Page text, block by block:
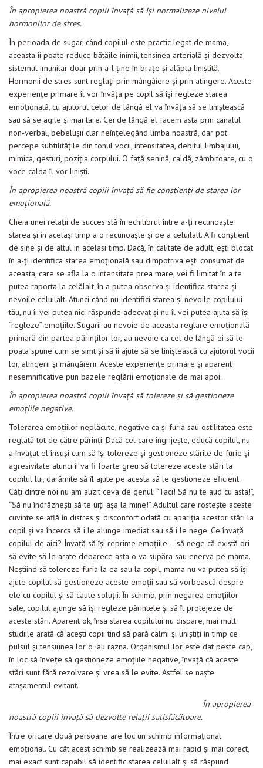
Anunțuri
Contact
În apropierea noastră copiii învaţă să îşi normalizeze nivelul
hormonilor de stres.
În perioada de sugar, când copilul este practic legat de mama,
aceasta îi poate reduce bătăile inimii, tensinea arterială şi dezvolta
sistemul imunitar doar prin a-l ţine în braţe şi alăpta liniştită.
Hormonii de stres sunt reglaţi prin mângâiere şi prin atingere. Aceste
experienţe primare îl vor învăţa pe copil să îşi regleze starea
emoţională, cu ajutorul celor de lângă el va învăţa să se liniştească
sau să se agite şi mai tare. Cei de lângă el facem asta prin canalul
non-verbal, bebeluşii clar neînţelegând limba noastră, dar pot
percepe subtilităţile din tonul vocii, intensitatea, debitul limbajului,
mimica, gesturi, poziţia corpului. O faţă senină, caldă, zâmbitoare, cu o
voce calda îl vor linişti.
În apropierea noastră copiii învaţă să fie conştienţi de starea lor
emoţională.
Cheia unei relaţii de succes stă în echilibrul între a-ţi recunoaşte
starea şi în acelaşi timp a o recunoaşte şi pe a celuilalt. A fi conştient
de sine şi de altul in acelasi timp. Dacă, în calitate de adult, eşti blocat
în a-ţi identifica starea emoţională sau dimpotriva eşti consumat de
aceasta, care se afla la o intensitate prea mare, vei fi limitat în a te
putea raporta la celălalt, în a putea observa şi identifica starea şi
nevoile celuilalt. Atunci când nu identifici starea şi nevoile copilului
tău, nu îi vei putea nici răspunde adecvat şi nu îl vei putea ajuta să îşi
“regleze” emoţiile. Sugarii au nevoie de aceasta reglare emoţională
primară din partea părinţilor lor, au nevoie ca cel de lângă ei să le
poata spune cum se simt şi să îi ajute să se liniştească cu ajutorul vocii
lor, atingerii şi mângâierii. Aceste experienţe primare şi aparent
nesemnificative pun bazele reglării emoţionale de mai apoi.
În apropierea noastră copiii învaţă să tolereze şi să gestioneze
emoţiile negative.
Tolerarea emoţiilor neplăcute, negative ca şi furia sau ostilitatea este
reglată tot de către părinţi. Dacă cel care îngrijeşte, educă copilul, nu
a învaţat el însuşi cum să îşi tolereze şi gestioneze stările de furie şi
agresivitate atunci îi va fi foarte greu să tolereze aceste stări la
copilul lui, darămite să îl ajute pe acesta să le gestioneze eficient.
Câţi dintre noi nu am auzit ceva de genul: “Taci! Să nu te aud cu asta!”,
“Să nu îndrăzneşti să te uiţi aşa la mine!” Adultul care rosteşte aceste
cuvinte se află în distres şi disconfort odată cu apariţia acestor stări la
copil şi va încerca să i le alunge imediat sau să i le nege. Ce învaţă
copilul de aici? Învaţă să îşi reprime emoţiile – să nege că există ori
să evite să le arate deoarece asta o va supăra sau enerva pe mama.
Neştiind să tolereze furia la ea sau la copil, mama nu va putea să îşi
ajute copilul să gestioneze aceste emoţii sau să vorbească despre
ele cu copilul şi să caute soluţii. În schimb, prin negarea emoţiilor
sale, copilul ajunge să îşi regleze părintele şi să îl protejeze de
aceste stări. Aparent ok, însa starea copilului nu dispare, mai mult
studiile arată că aceşti copii tind să pară calmi şi liniştiţi în timp ce
pulsul şi tensiunea lor o iau razna. Organismul lor este dat peste cap,
în loc să înveţe să gestioneze emoţiile negative, învaţă că aceste
stări sunt fără rezolvare şi vrea să le evite. Astfel se naşte
ataşamentul evitant.
În apropierea
noastră copiii învaţă să dezvolte relaţii satisfăcătoare.
Între oricare două persoane are loc un schimb informaţional
emoţional. Cu cât acest schimb se realizează mai rapid şi mai corect,
mai exact sunt capabil să identific starea celuilalt şi să răspund